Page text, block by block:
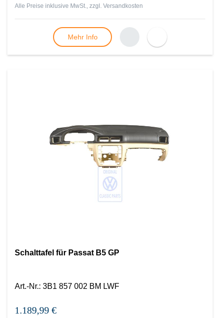
Alle Preise inklusive MwSt., zzgl. Versandkosten
Mehr Info
Schalttafel für Passat B5 GP
Art.-Nr.: 3B1 857 002 BM LWF
1.189,99 €